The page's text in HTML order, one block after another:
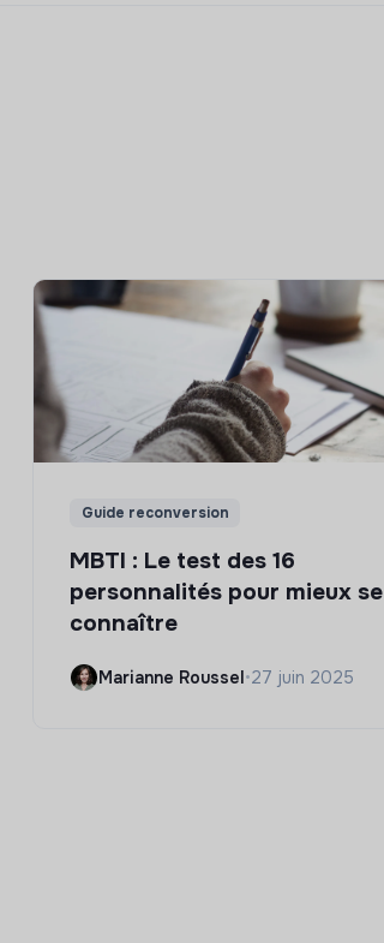
Guide reconversion
MBTI : Le test des 16
personnalités pour mieux se
connaître
Marianne Roussel•27 juin 2025